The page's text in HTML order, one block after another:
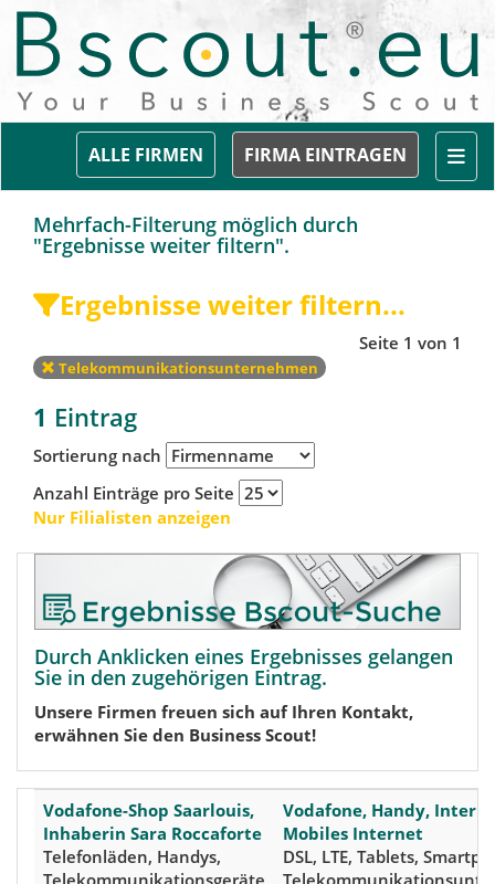
FIRMA EINTRAGEN
ALLE FIRMEN
Mehrfach-Filterung möglich durch
"Ergebnisse weiter filtern".
Ergebnisse weiter filtern...
Seite 1 von 1
Telekommunikationsunternehmen
1 Eintrag
Sortierung nach
Anzahl Einträge pro Seite
Nur Filialisten anzeigen
Durch Anklicken eines Ergebnisses gelangen
Sie in den zugehörigen Eintrag.
Unsere Firmen freuen sich auf Ihren Kontakt,
erwähnen Sie den Business Scout!
Vodafone-Shop Saarlouis,
Inhaberin Sara Roccaforte
Telefonläden, Handys,
Vodafone, Handy,
Mobiles Internet
DSL, LTE, Tablets,